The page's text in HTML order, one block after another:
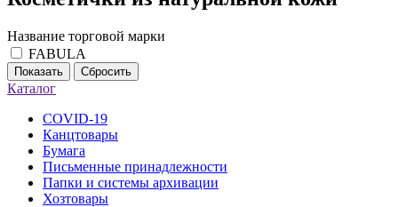
Название торговой марки
FABULA
Показать Сбросить
Каталог
COVID-19
Канцтовары
Бумага
Письменные принадлежности
Папки и системы архивации
Хозтовары